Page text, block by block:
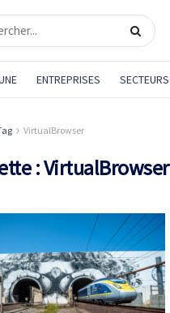
ENTREPRISES SECTEURS
VirtualBrowser
:VirtualBrowser